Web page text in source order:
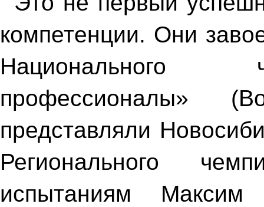
компетенции. Они
Национального
профессионалы»
представляли
Регионального
испытаниям